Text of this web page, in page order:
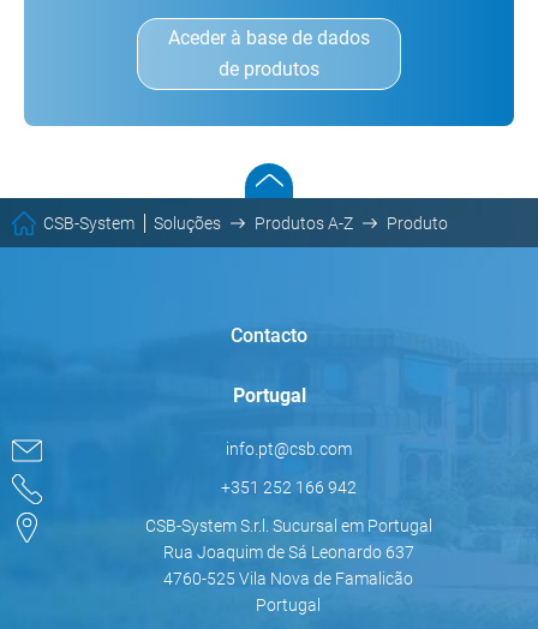
Aceder à base de dados
de produtos
CSB-System Soluções Produtos A-Z Produto
Contacto
Portugal
info.pt@csb.com
+351 252 166 942
CSB-System S.r.l. Sucursal em Portugal
Rua Joaquim de Sá Leonardo 637
4760-525 Vila Nova de Famalicão
Portugal